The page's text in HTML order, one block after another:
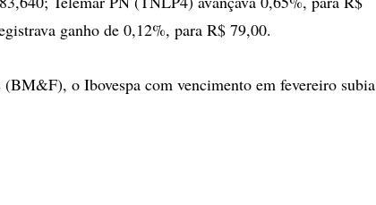
ganho de 0,12%, para R$ 79,00.
o Ibovespa com vencimento em fevereiro subia